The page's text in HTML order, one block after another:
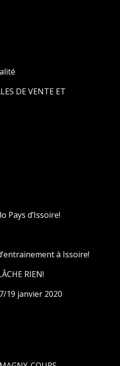
DE VENTE ET
Pays d’Issoire!
à Issoire!
RIEN!
19 janvier 2020